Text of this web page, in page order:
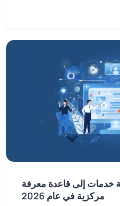
خدمات إلى قاعدة معرفة
مركزية في عام 2026